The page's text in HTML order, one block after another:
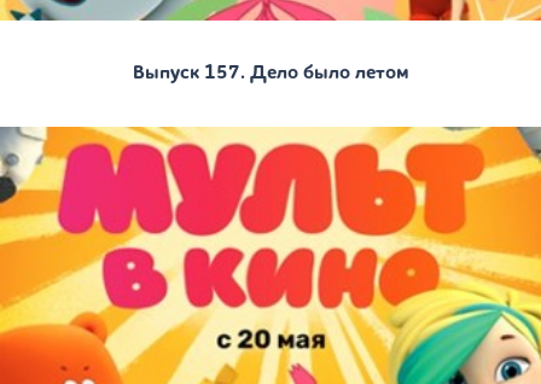
Выпуск 157. Дело было летом